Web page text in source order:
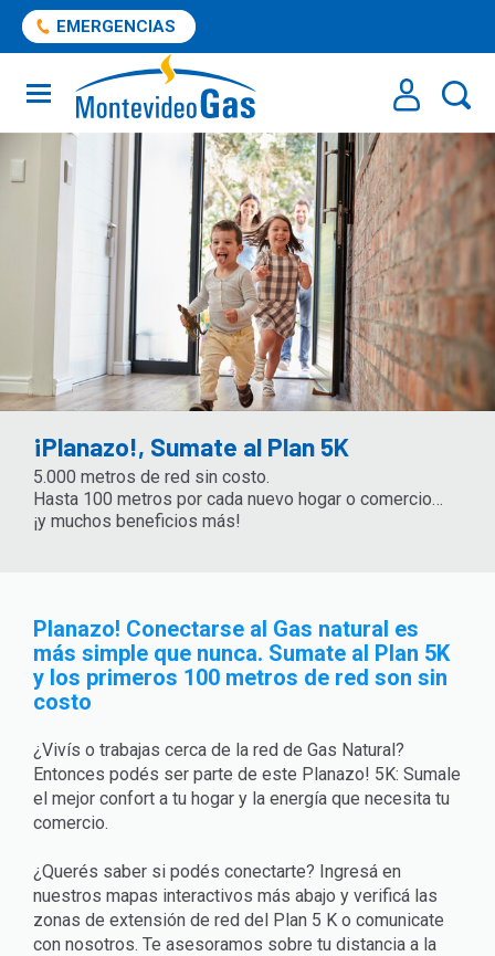
EMERGENCIAS
¡Planazo!, Sumate al Plan 5K
5.000 metros de red sin costo.
Hasta 100 metros por cada nuevo hogar o comercio…
¡y muchos beneficios más!
Planazo! Conectarse al Gas natural es
más simple que nunca. Sumate al Plan 5K
y los primeros 100 metros de red son sin
costo
¿Vivís o trabajas cerca de la red de Gas Natural?
Entonces podés ser parte de este Planazo! 5K: Sumale
el mejor confort a tu hogar y la energía que necesita tu
comercio.
¿Querés saber si podés conectarte? Ingresá en
nuestros mapas interactivos más abajo y verificá las
zonas de extensión de red del Plan 5 K o comunicate
con nosotros. Te asesoramos sobre tu distancia a la